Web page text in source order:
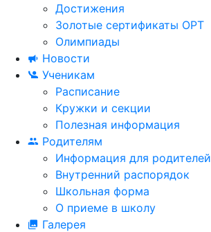
Достижения
Золотые сертификаты ОРТ
Олимпиады
Новости
Ученикам
Расписание
Кружки и секции
Полезная информация
Родителям
Информация для родителей
Внутренний распорядок
Школьная форма
О приеме в школу
Галерея